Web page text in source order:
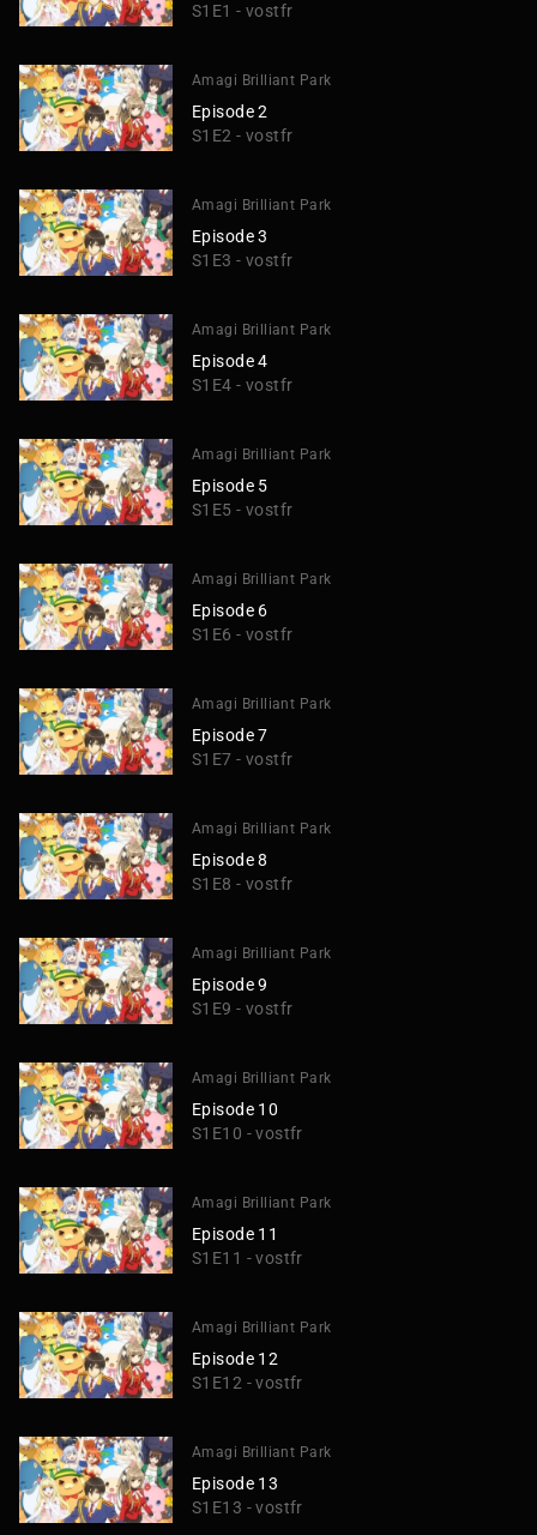
S1E1 - vostfr
Amagi Brilliant Park
Episode 2
S1E2 - vostfr
Amagi Brilliant Park
Episode 3
S1E3 - vostfr
Amagi Brilliant Park
Episode 4
S1E4 - vostfr
Amagi Brilliant Park
Episode 5
S1E5 - vostfr
Amagi Brilliant Park
Episode 6
S1E6 - vostfr
Amagi Brilliant Park
Episode 7
S1E7 - vostfr
Amagi Brilliant Park
Episode 8
S1E8 - vostfr
Amagi Brilliant Park
Episode 9
S1E9 - vostfr
Amagi Brilliant Park
Episode 10
S1E10 - vostfr
Amagi Brilliant Park
Episode 11
S1E11 - vostfr
Amagi Brilliant Park
Episode 12
S1E12 - vostfr
Amagi Brilliant Park
Episode 13
S1E13 - vostfr